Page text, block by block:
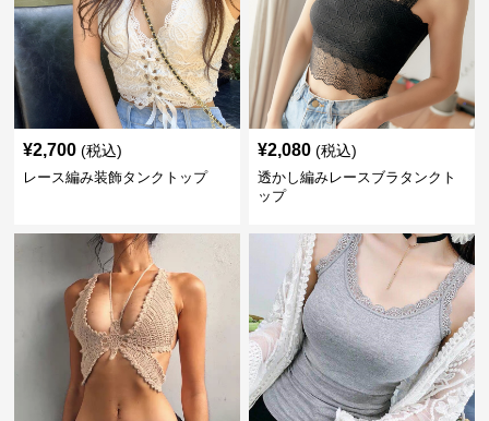
¥2,700 (税込)
レース編み装飾タンクトップ
¥2,080 (税込)
透かし編みレースブラタンクト
ップ